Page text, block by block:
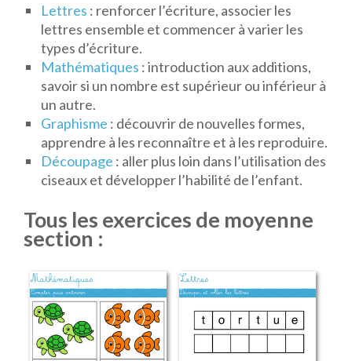
Lettres : renforcer l’écriture, associer les
lettres ensemble et commencer à varier les
types d’écriture.
Mathématiques : introduction aux additions,
savoir si un nombre est supérieur ou inférieur à
un autre.
Graphisme : découvrir de nouvelles formes,
apprendre à les reconnaître et à les reproduire.
Découpage : aller plus loin dans l’utilisation des
ciseaux et développer l’habilité de l’enfant.
Tous les exercices de moyenne
section :